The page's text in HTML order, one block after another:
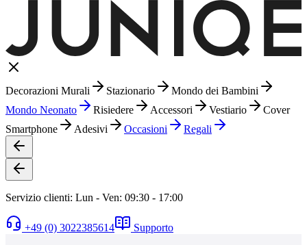
Decorazioni Murali Stazionario
Mondo dei Bambini
Mondo Neonato
Risiedere Accessori Vestiario
Cover
Smartphone
Adesivi Occasioni Regali
Servizio clienti: Lun - Ven: 09:30 - 17:00
+49 (0) 3022385614 Supporto